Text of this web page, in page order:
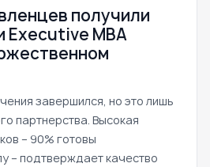
получили
Executive MBA
завершился, но это лишь
партнерства. Высокая
– 90% готовы
– подтверждает качество